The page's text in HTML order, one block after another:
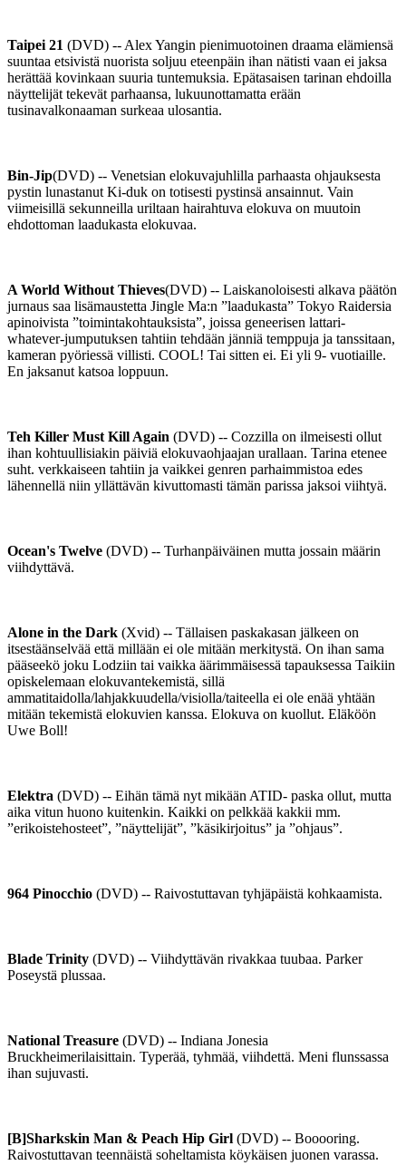
Taipei 21 (DVD) -- Alex Yangin pienimuotoinen draama elämiensä
suuntaa etsivistä nuorista soljuu eteenpäin ihan nätisti vaan ei jaksa
herättää kovinkaan suuria tuntemuksia. Epätasaisen tarinan ehdoilla
näyttelijät tekevät parhaansa, lukuunottamatta erään
tusinavalkonaaman surkeaa ulosantia.
Bin-Jip(DVD) -- Venetsian elokuvajuhlilla parhaasta ohjauksesta
pystin lunastanut Ki-duk on totisesti pystinsä ansainnut. Vain
viimeisillä sekunneilla uriltaan hairahtuva elokuva on muutoin
ehdottoman laadukasta elokuvaa.
A World Without Thieves(DVD) -- Laiskanoloisesti alkava päätön
jurnaus saa lisämaustetta Jingle Ma:n ”laadukasta” Tokyo Raidersia
apinoivista ”toimintakohtauksista”, joissa geneerisen lattari-
whatever-jumputuksen tahtiin tehdään jänniä temppuja ja tanssitaan,
kameran pyöriessä villisti. COOL! Tai sitten ei. Ei yli 9- vuotiaille.
En jaksanut katsoa loppuun.
Teh Killer Must Kill Again (DVD) -- Cozzilla on ilmeisesti ollut
ihan kohtuullisiakin päiviä elokuvaohjaajan urallaan. Tarina etenee
suht. verkkaiseen tahtiin ja vaikkei genren parhaimmistoa edes
lähennellä niin yllättävän kivuttomasti tämän parissa jaksoi viihtyä.
Ocean's Twelve (DVD) -- Turhanpäiväinen mutta jossain määrin
viihdyttävä.
Alone in the Dark (Xvid) -- Tällaisen paskakasan jälkeen on
itsestäänselvää että millään ei ole mitään merkitystä. On ihan sama
pääseekö joku Lodziin tai vaikka äärimmäisessä tapauksessa Taikiin
opiskelemaan elokuvantekemistä, sillä
ammatitaidolla/lahjakkuudella/visiolla/taiteella ei ole enää yhtään
mitään tekemistä elokuvien kanssa. Elokuva on kuollut. Eläköön
Uwe Boll!
Elektra (DVD) -- Eihän tämä nyt mikään ATID- paska ollut, mutta
aika vitun huono kuitenkin. Kaikki on pelkkää kakkii mm.
”erikoistehosteet”, ”näyttelijät”, ”käsikirjoitus” ja ”ohjaus”.
964 Pinocchio (DVD) -- Raivostuttavan tyhjäpäistä kohkaamista.
Blade Trinity (DVD) -- Viihdyttävän rivakkaa tuubaa. Parker
Poseystä plussaa.
National Treasure (DVD) -- Indiana Jonesia
Bruckheimerilaisittain. Typerää, tyhmää, viihdettä. Meni flunssassa
ihan sujuvasti.
[B]Sharkskin Man & Peach Hip Girl (DVD) -- Booooring.
Raivostuttavan teennäistä soheltamista köykäisen juonen varassa.